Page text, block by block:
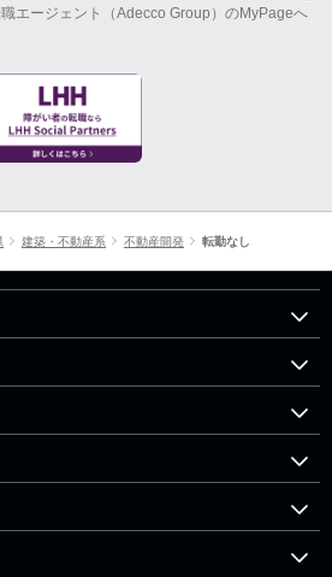
エージェント（Adecco Group）のMyPageへ
建築・不動産系 不動産開発 転勤なし